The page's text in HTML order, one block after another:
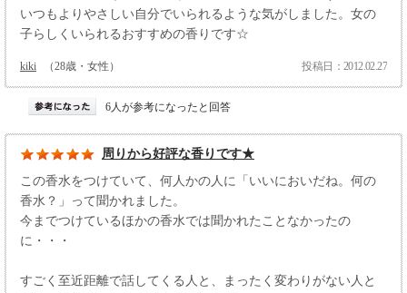
いつもよりやさしい自分でいられるような気がしました。女の
子らしくいられるおすすめの香りです☆
kiki （28歳・女性） 投稿日：2012.02.27
6人が参考になったと回答
周りから好評な香りです★
この香水をつけていて、何人かの人に「いいにおいだね。何の
香水？」って聞かれました。
今までつけているほかの香水では聞かれたことなかったの
に・・・
すごく至近距離で話してくる人と、まったく変わりがない人と